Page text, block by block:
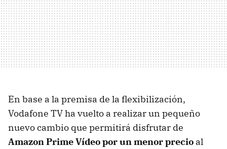
En base a la premisa de la flexibilización,
Vodafone TV ha vuelto a realizar un pequeño
nuevo cambio que permitirá disfrutar de
Amazon Prime Vídeo por un menor precio al